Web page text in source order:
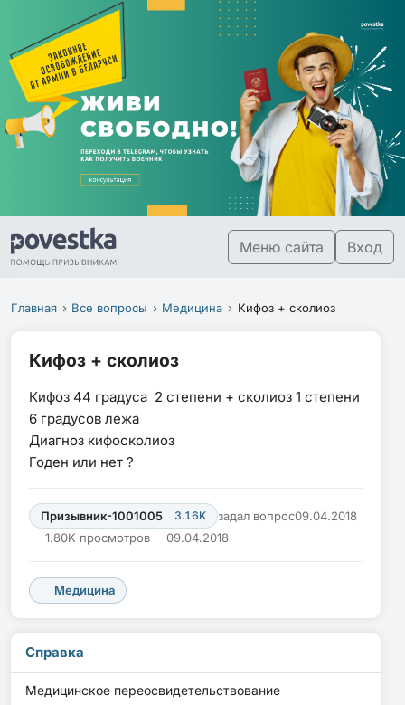
Меню сайта Вход
Главная Все вопросы Медицина Кифоз + сколиоз
Кифоз + сколиоз
Кифоз 44 градуса 2 степени + сколиоз 1 степени
6 градусов лежа
Диагноз кифосколиоз
Годен или нет ?
Призывник-1001005 3.16K задал вопрос09.04.2018
1.80K просмотров
09.04.2018
Медицина
Справка
Медицинское переосвидетельствование